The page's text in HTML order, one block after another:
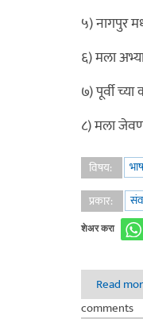
५) नागपुर
६) मला
७) पूर्वी
८) मला
विषय:
प्रकार:
शेअर करा
Read
comments